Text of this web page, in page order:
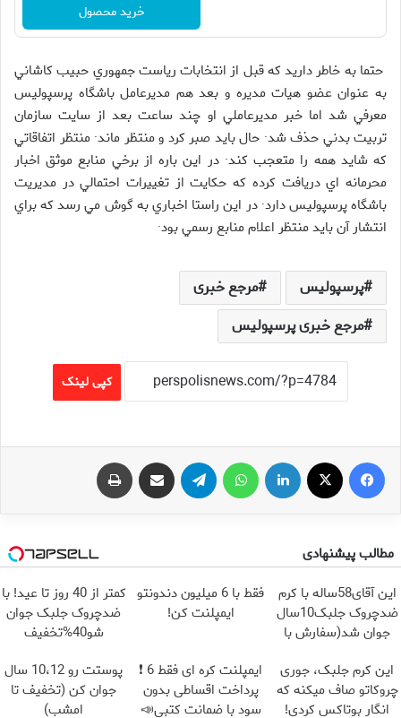
خرید محصول
حتما به خاطر داريد كه قبل از انتخابات رياست جمهوري حبيب كاشاني
به عنوان عضو هيات مديره و بعد هم مديرعامل باشگاه پرسپوليس
معرفي شد اما خبر مديرعاملي او چند ساعت بعد از سايت سازمان
تربيت بدني حذف شد· حال بايد صبر كرد و منتظر ماند· منتظر اتفاقاتي
كه شايد همه را متعجب كند· در اين باره از برخي منابع موثق اخبار
محرمانه اي دريافت كرده كه حكايت از تغييرات احتمالي در مديريت
باشگاه پرسپوليس دارد· در اين راستا اخباري به گوش مي رسد كه براي
انتشار آن بايد منتظر اعلام منابع رسمي بود·
پرسپولیس
مرجع خبری
مرجع خبری پرسپولیس
کپی لینک
فیس بوک لینکدین تلگرام اشتراک گذاری از طریق ایمیل
مطالب پیشنهادی
این آقای58ساله با کرم
ضدچروک جلبک10سال
جوان شد(سفارش با
فقط با 6 میلیون دندونتو
ایمپلنت کن!
کمتر از 40 روز تا عید! با
ضدچروک جلبک جوان
شو40%تخفیف
این کرم جلبک، جوری
چروکاتو صاف میکنه که
انگار بوتاکس کردی!
ایمپلنت کره ای فقط 6 ❗
پرداخت اقساطی بدون
سود با ضمانت کتبی📣
پوستت رو 10،12 سال
جوان کن (تخفیف تا
امشب)